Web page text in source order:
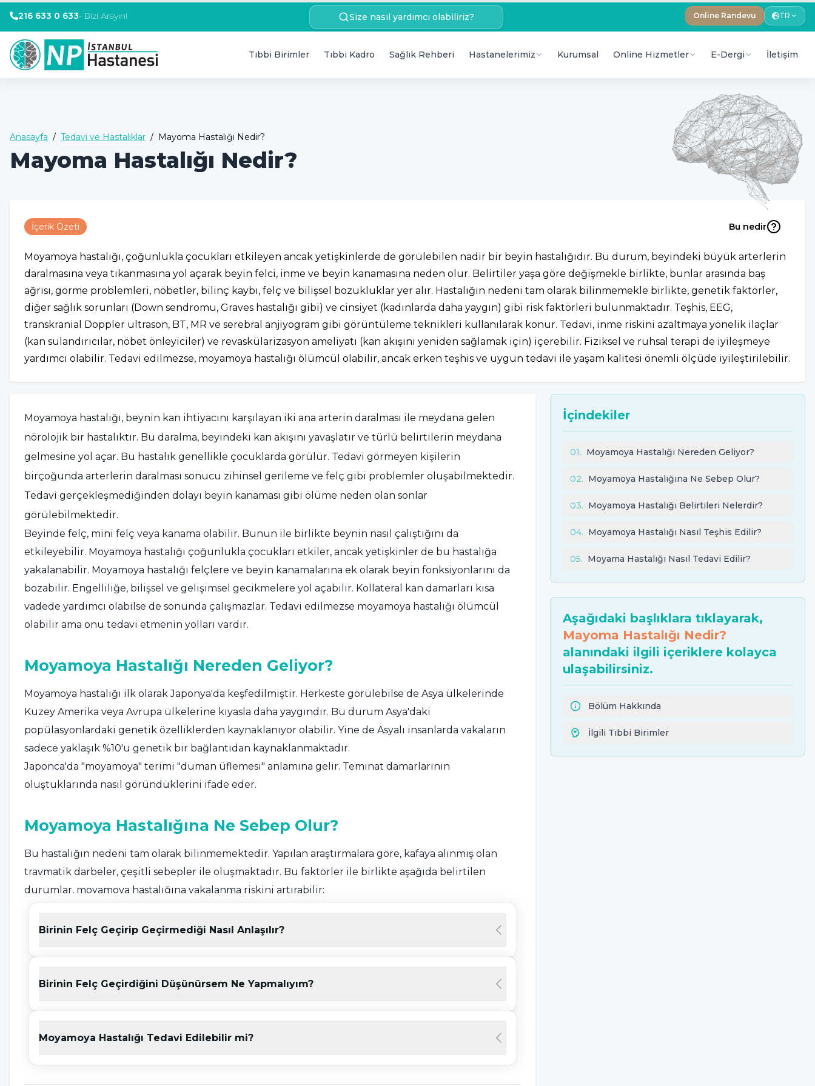
216 633 0 633• Bizi Arayın! Size nasıl yardımcı olabiliriz? Online Randevu TR
Tıbbi Birimler Tıbbi Kadro Sağlık Rehberi Hastanelerimiz Kurumsal Online Hizmetler E-Dergi İletişim
Anasayfa / Tedavi ve Hastalıklar / Mayoma Hastalığı Nedir?
Mayoma Hastalığı Nedir?
İçerik Özeti Bu nedir
Moyamoya hastalığı, çoğunlukla çocukları etkileyen ancak yetişkinlerde de görülebilen nadir bir beyin hastalığıdır. Bu durum, beyindeki büyük arterlerin
daralmasına veya tıkanmasına yol açarak beyin felci, inme ve beyin kanamasına neden olur. Belirtiler yaşa göre değişmekle birlikte, bunlar arasında baş
ağrısı, görme problemleri, nöbetler, bilinç kaybı, felç ve bilişsel bozukluklar yer alır. Hastalığın nedeni tam olarak bilinmemekle birlikte, genetik faktörler,
diğer sağlık sorunları (Down sendromu, Graves hastalığı gibi) ve cinsiyet (kadınlarda daha yaygın) gibi risk faktörleri bulunmaktadır. Teşhis, EEG,
transkranial Doppler ultrason, BT, MR ve serebral anjiyogram gibi görüntüleme teknikleri kullanılarak konur. Tedavi, inme riskini azaltmaya yönelik ilaçlar
(kan sulandırıcılar, nöbet önleyiciler) ve revaskülarizasyon ameliyatı (kan akışını yeniden sağlamak için) içerebilir. Fiziksel ve ruhsal terapi de iyileşmeye
yardımcı olabilir. Tedavi edilmezse, moyamoya hastalığı ölümcül olabilir, ancak erken teşhis ve uygun tedavi ile yaşam kalitesi önemli ölçüde iyileştirilebilir.
Moyamoya hastalığı, beynin kan ihtiyacını karşılayan iki ana arterin daralması ile meydana gelen
nörolojik bir hastalıktır. Bu daralma, beyindeki kan akışını yavaşlatır ve türlü belirtilerin meydana
gelmesine yol açar. Bu hastalık genellikle çocuklarda görülür. Tedavi görmeyen kişilerin
birçoğunda arterlerin daralması sonucu zihinsel gerileme ve felç gibi problemler oluşabilmektedir.
Tedavi gerçekleşmediğinden dolayı beyin kanaması gibi ölüme neden olan sonlar
görülebilmektedir.
Beyinde felç, mini felç veya kanama olabilir. Bunun ile birlikte beynin nasıl çalıştığını da
etkileyebilir. Moyamoya hastalığı çoğunlukla çocukları etkiler, ancak yetişkinler de bu hastalığa
yakalanabilir. Moyamoya hastalığı felçlere ve beyin kanamalarına ek olarak beyin fonksiyonlarını da
bozabilir. Engelliliğe, bilişsel ve gelişimsel gecikmelere yol açabilir. Kollateral kan damarları kısa
vadede yardımcı olabilse de sonunda çalışmazlar. Tedavi edilmezse moyamoya hastalığı ölümcül
olabilir ama onu tedavi etmenin yolları vardır.
Moyamoya Hastalığı Nereden Geliyor?
Moyamoya hastalığı ilk olarak Japonya'da keşfedilmiştir. Herkeste görülebilse de Asya ülkelerinde
Kuzey Amerika veya Avrupa ülkelerine kıyasla daha yaygındır. Bu durum Asya'daki
popülasyonlardaki genetik özelliklerden kaynaklanıyor olabilir. Yine de Asyalı insanlarda vakaların
sadece yaklaşık %10'u genetik bir bağlantıdan kaynaklanmaktadır.
Japonca'da "moyamoya" terimi "duman üflemesi" anlamına gelir. Teminat damarlarının
oluştuklarında nasıl göründüklerini ifade eder.
Moyamoya Hastalığına Ne Sebep Olur?
Bu hastalığın nedeni tam olarak bilinmemektedir. Yapılan araştırmalara göre, kafaya alınmış olan
travmatik darbeler, çeşitli sebepler ile oluşmaktadır. Bu faktörler ile birlikte aşağıda belirtilen
durumlar, moyamoya hastalığına yakalanma riskini artırabilir;
Genetik:Bu durum genetik olabilir. Yapılan araştırmalara göre, hastalıkla bağlantılı genetik
Mevcut sağlık:Down sendromu, Graves hastalığı, ateroskleroz ve radyasyon vaskülopatisi gibi diğer
Cinsiyet:Kadınların moyamoya hastalığına yakalanma olasılığı daha yüksektir.
Birinin Felç Geçirip Geçirmediği Nasıl Anlaşılır?
Birinin Felç Geçirdiğini Düşünürsem Ne Yapmalıyım?
Moyamoya Hastalığı Tedavi Edilebilir mi?
İçindekiler
01. Moyamoya Hastalığı Nereden Geliyor?
02. Moyamoya Hastalığına Ne Sebep Olur?
03. Moyamoya Hastalığı Belirtileri Nelerdir?
04. Moyamoya Hastalığı Nasıl Teşhis Edilir?
05. Moyama Hastalığı Nasıl Tedavi Edilir?
Aşağıdaki başlıklara tıklayarak,
Mayoma Hastalığı Nedir?
alanındaki ilgili içeriklere kolayca
ulaşabilirsiniz.
Bölüm Hakkında
İlgili Tıbbi Birimler